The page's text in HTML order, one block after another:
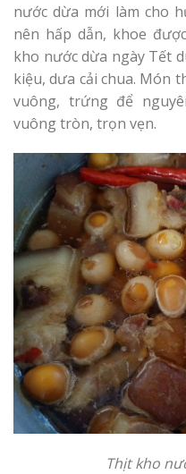
nước dừa mới làm cho
nên hấp dẫn, khoe
kho nước dừa ngày Tết
kiệu, dưa cải chua. Món
vuông, trứng để
vuông tròn, trọn vẹn.
Thịt kho